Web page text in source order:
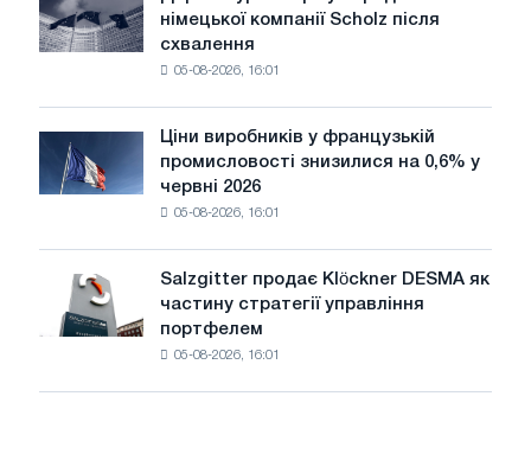
для
Бєлгорода
завершує
придбання
після
схвалення
німецької компанії Scholz після
схвалення
05-08-2026, 16:01
Ціни
виробників
у
0,6%
2026
Ціни виробників у французькій
промисловості знизилися на 0,6% у
червні 2026
05-08-2026, 16:01
Salzgitter
продає
Klöckner
Salzgitter продає Klöckner DESMA як
частину стратегії управління
портфелем
05-08-2026, 16:01